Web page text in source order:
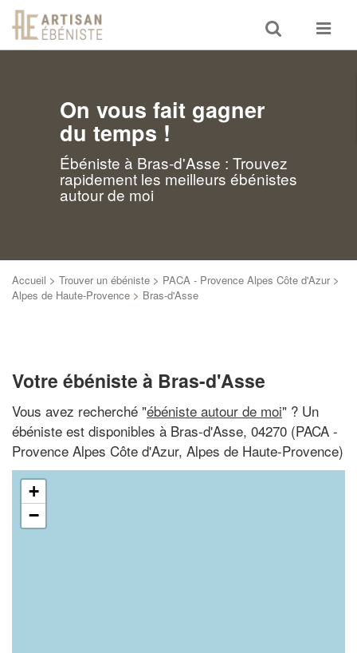
Toggle
search
Toggle
On vous fait gagner
du temps !
Ébéniste à Bras-d'Asse : Trouvez
rapidement les meilleurs ébénistes
autour de moi
Accueil > Trouver un ébéniste > PACA - Provence Alpes Côte d'Azur >
Alpes de Haute-Provence > Bras-d'Asse
Votre ébéniste à Bras-d'Asse
Vous avez recherché "ébéniste autour de moi" ? Un
ébéniste est disponibles à Bras-d'Asse, 04270 (PACA -
Provence Alpes Côte d'Azur, Alpes de Haute-Provence)
+
−